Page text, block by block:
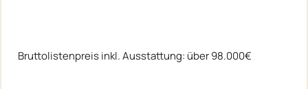
Bruttolistenpreis inkl. Ausstattung: über 98.000€